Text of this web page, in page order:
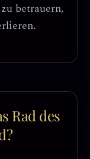
betrauern,
Rad des